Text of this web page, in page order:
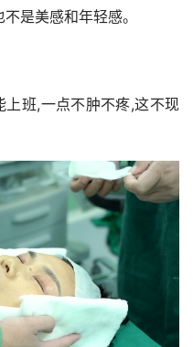
是美感和年轻感。
班,一点不肿不疼,这不现